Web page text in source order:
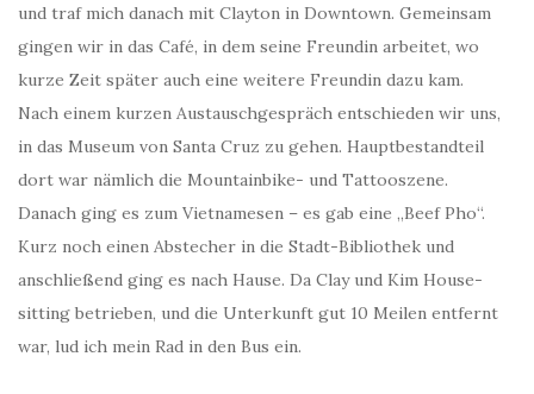
und traf mich danach mit Clayton in Downtown. Gemeinsam
gingen wir in das Café, in dem seine Freundin arbeitet, wo
kurze Zeit später auch eine weitere Freundin dazu kam.
Nach einem kurzen Austauschgespräch entschieden wir uns,
in das Museum von Santa Cruz zu gehen. Hauptbestandteil
dort war nämlich die Mountainbike- und Tattooszene.
Danach ging es zum Vietnamesen – es gab eine „Beef Pho“.
Kurz noch einen Abstecher in die Stadt-Bibliothek und
anschließend ging es nach Hause. Da Clay und Kim House-
sitting betrieben, und die Unterkunft gut 10 Meilen entfernt
war, lud ich mein Rad in den Bus ein.